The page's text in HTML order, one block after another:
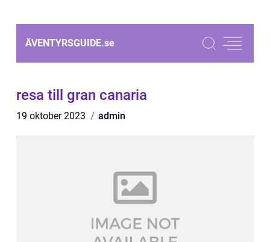
ÄVENTYRSGUIDE.se
resa till gran canaria
19 oktober 2023 admin